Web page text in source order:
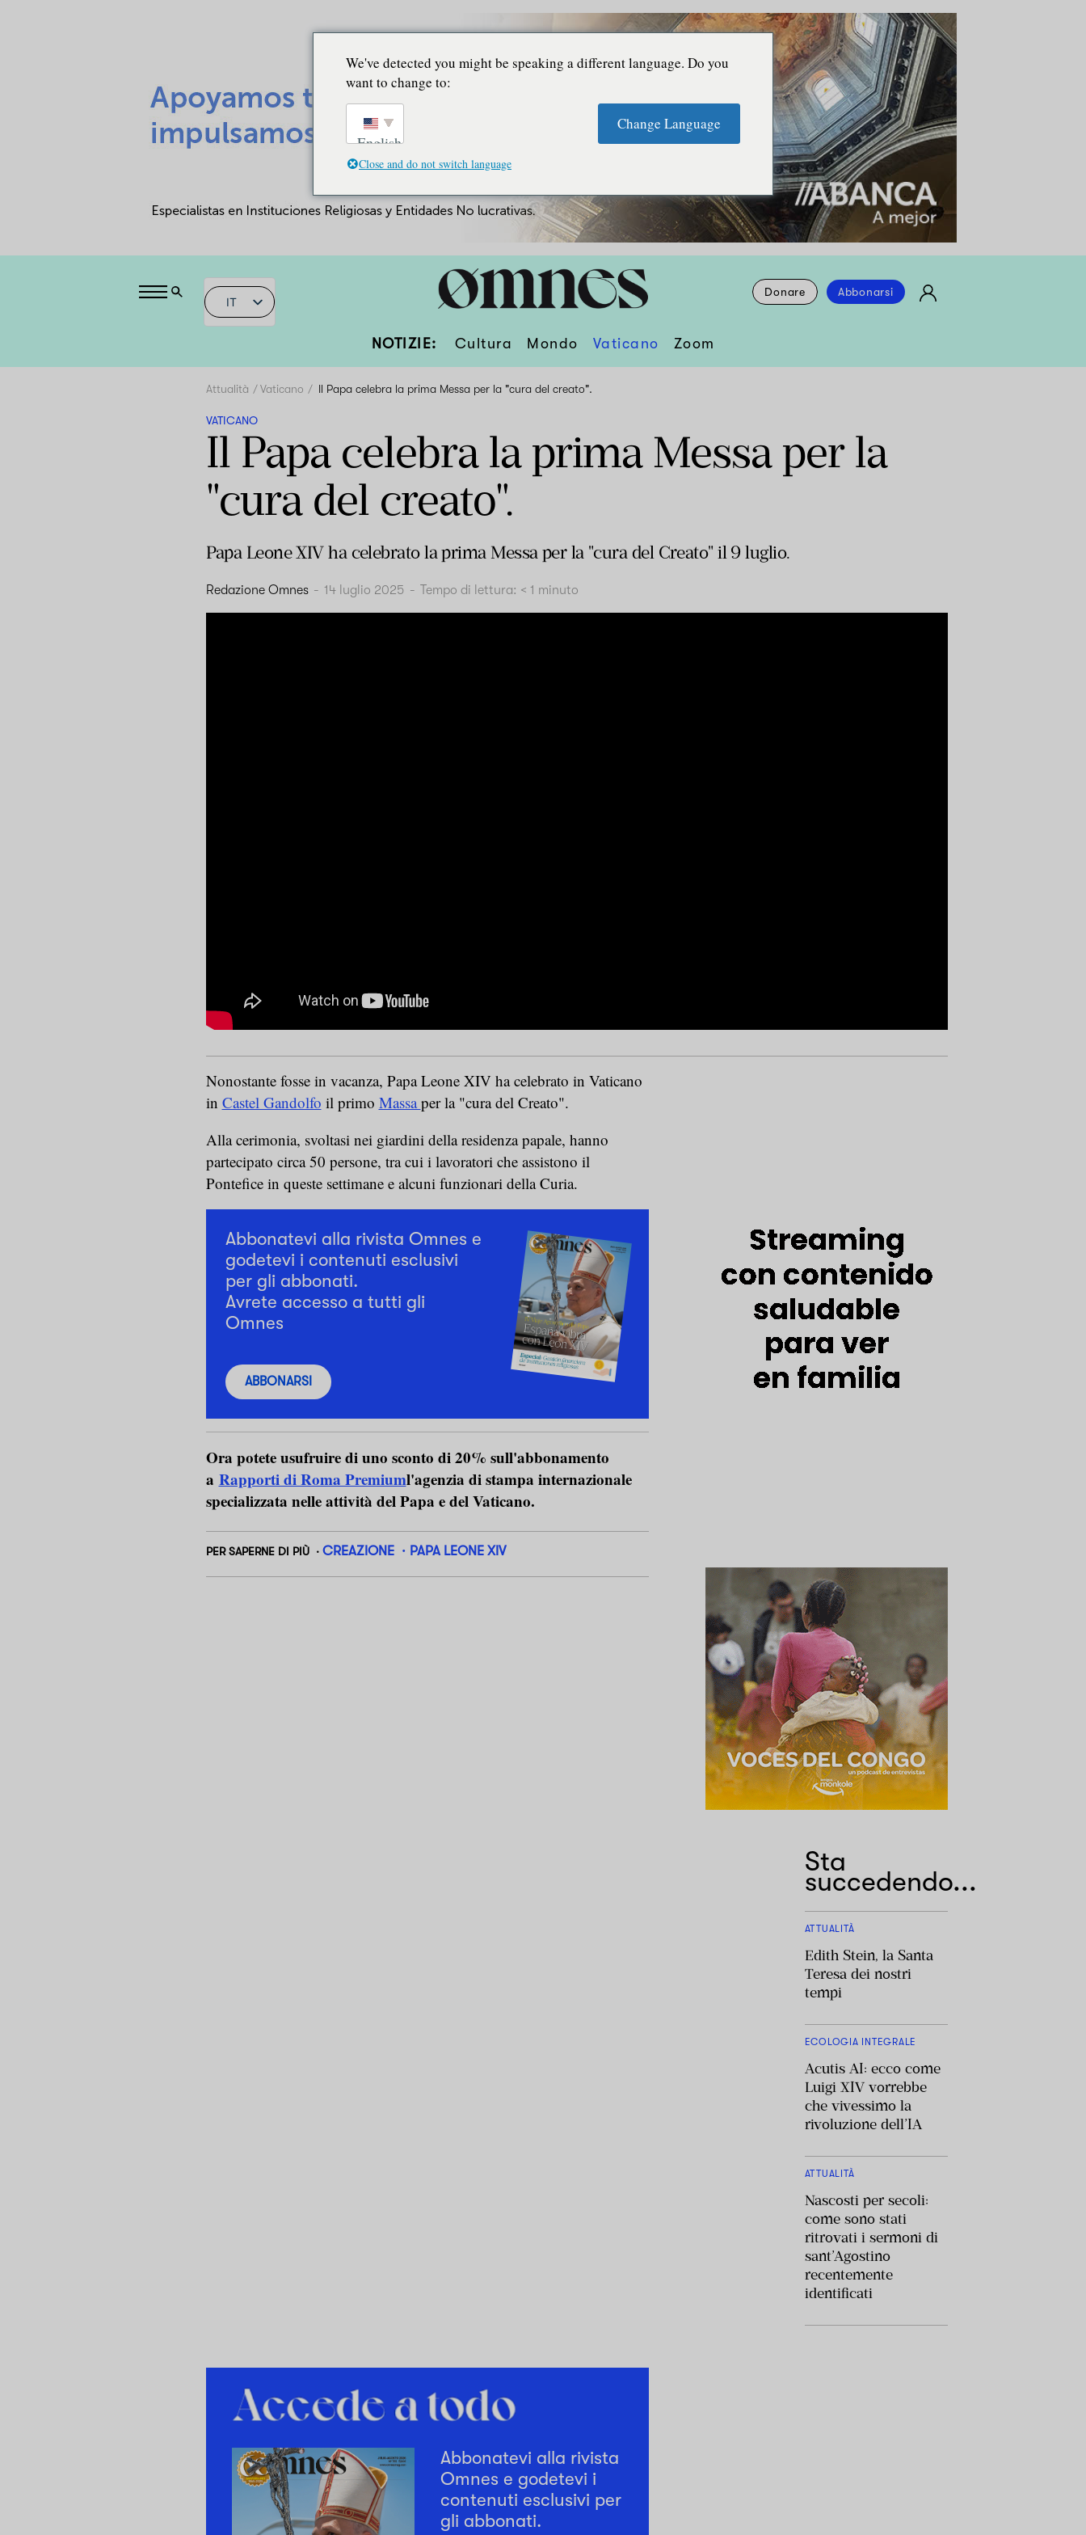
IT
Donare Abbonarsi
NOTIZIE: Cultura Mondo Vaticano Zoom
Attualità Vaticano Il Papa celebra la prima Messa per la "cura del creato".
VATICANO
Il Papa celebra la prima Messa per la
"cura del creato".
Papa Leone XIV ha celebrato la prima Messa per la "cura del Creato" il 9 luglio.
Redazione Omnes - 14 luglio 2025 - Tempo di lettura: < 1 minuto
Nonostante fosse in vacanza, Papa Leone XIV ha celebrato in Vaticano
in Castel Gandolfo il primo Massaper la "cura del Creato".
Alla cerimonia, svoltasi nei giardini della residenza papale, hanno
partecipato circa 50 persone, tra cui i lavoratori che assistono il
Pontefice in queste settimane e alcuni funzionari della Curia.
Abbonatevi alla rivista Omnes e
godetevi i contenuti esclusivi
per gli abbonati.
Avrete accesso a tutti gli
Omnes
ABBONARSI
Ora potete usufruire di uno sconto di 20% sull'abbonamento
a Rapporti di Roma Premiuml'agenzia di stampa internazionale
specializzata nelle attività del Papa e del Vaticano.
PER SAPERNE DI PIÙ CREAZIONE PAPA LEONE XIV
Sta
succedendo...
ATTUALITÀ
Edith Stein, la Santa
Teresa dei nostri
tempi
ECOLOGIA INTEGRALE
Acutis AI: ecco come
Luigi XIV vorrebbe
che vivessimo la
rivoluzione dell’IA
ATTUALITÀ
Nascosti per secoli:
come sono stati
ritrovati i sermoni di
sant’Agostino
recentemente
identificati
Abbonatevi alla rivista
Omnes e godetevi i
contenuti esclusivi per
gli abbonati.
We've detected you might be speaking a different language. Do you
want to change to:
English
Change Language
Close and do not switch language